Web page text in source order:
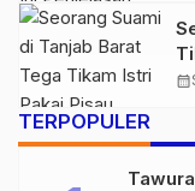
calendar_month
TERPOPULER